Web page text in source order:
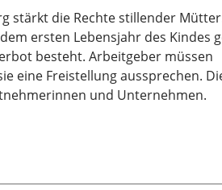
stärkt die Rechte stillender
ersten Lebensjahr des Kindes
besteht. Arbeitgeber müssen
eine Freistellung aussprechen.
und Unternehmen.